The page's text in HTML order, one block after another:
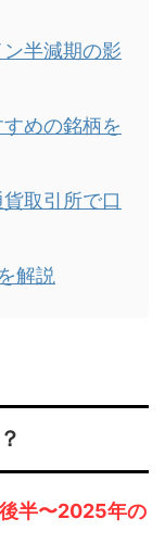
半減期の影
めの銘柄を
取引所で口
解説
半〜2025年の